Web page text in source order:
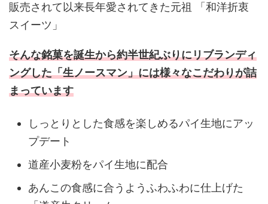
販売されて以来長年愛されてきた元祖 「和洋折衷
スイーツ」
そんな銘菓を誕生から約半世紀ぶりにリブランディ
ングした「生ノースマン」には様々なこだわりが詰
まっています
しっとりとした食感を楽しめるパイ生地にアッ
プデート
道産小麦粉をパイ生地に配合
あんこの食感に合うようふわふわに仕上げた